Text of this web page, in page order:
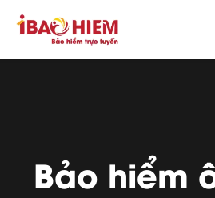
Bảo hiểm